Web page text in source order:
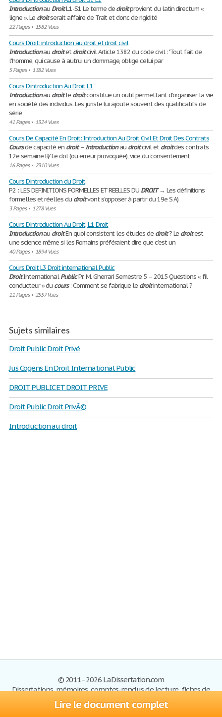
Lire le document complet
IntroductionauDroitL1-S1 Le terme dedroitprovient du latin directum «
ligne ». Le droitserait affaire de Trait et donc de rigidité
22 Pages• 1582 Vues
Cours Droit: introduction au droit et droit civil
Introductionaudroitetdroitcivil Article 1382 du code civil : "Tout fait de
l'homme, qui cause à autrui un dommage, oblige celui par
5 Pages• 1382 Vues
Cours D'introduction Au Droit L1
Introductionaudroitle droitconstitue un outil permettant d'organiser la vie
en société des individus. Les juriste lui ajoute souvent des qualificatifs de
série
41 Pages• 1324 Vues
Cours De Capacité En Droit: Introduction Au Droit Civil Et Droit Des Contrats
Coursde capacité en droit–Introductionaudroitcivil etdroitdes contrats
12e semaine B/ Le dol (ou erreur provoquée), vice du consentement
16 Pages• 2310 Vues
Cours D'introduction du Droit
P2 : LES DEFINITIONS FORMELLES ET REELLES DU DROIT→ Les définitions
formelles et réelles dudroitvont s'opposer à partir du 19e S A)
3 Pages• 1278 Vues
Cours D'introduction Au Droit, L1 Droit
IntroductionaudroitEn quoi consistent les études de droit? Le droitest
une science même si les Romains préféraient dire que c’est un
40 Pages• 1894 Vues
Cours Droit L3 Droit international Public
DroitInternationalPublicPr. M. Gherrari Semestre 5 – 2015 Questions « fil
conducteur » ducours: Comment se fabrique le droitinternational ?
11 Pages• 2557 Vues
Sujets similaires
Droit Public Droit Privé
Jus Cogens En Droit International Public
DROIT PUBLIC ET DROIT PRIVE
Droit Public Droit PrivÃ©
Introduction au droit
© 2011–2026 LaDissertation.com
Dissertations, mémoires, comptes-rendus de lecture, fiches de
lectures, exemples du BAC